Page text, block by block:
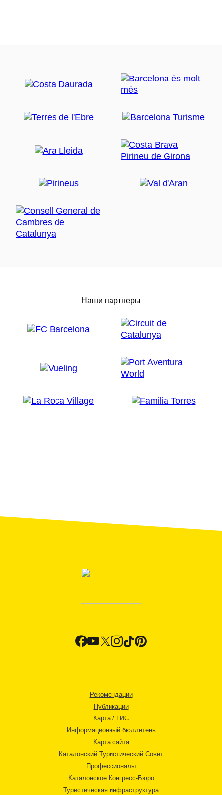
Наши партнеры
Рекомендации
Публикации
Карта / ГИС
Информационный бюллетень
Карта сайта
Каталонский Туристический Совет
Профессионалы
Каталонское Конгресс-Бюро
Туристическая инфраструктура